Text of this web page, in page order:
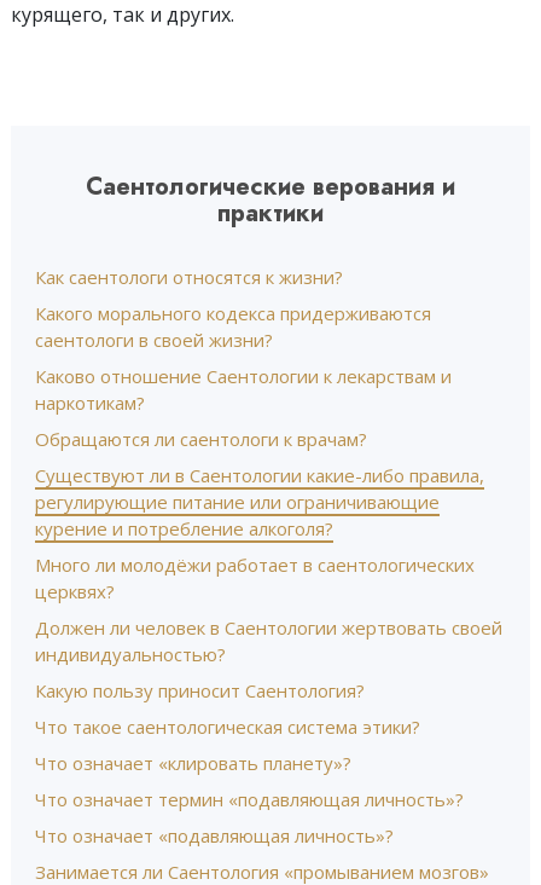
курящего, так и других.
Саентологические верования и
практики
Как саентологи относятся к жизни?
Какого морального кодекса придерживаются
саентологи в своей жизни?
Каково отношение Саентологии к лекарствам и
наркотикам?
Обращаются ли саентологи к врачам?
Существуют ли в Саентологии какие-либо правила,
регулирующие питание или ограничивающие
курение и потребление алкоголя?
Много ли молодёжи работает в саентологических
церквях?
Должен ли человек в Саентологии жертвовать своей
индивидуальностью?
Какую пользу приносит Саентология?
Что такое саентологическая система этики?
Что означает «клировать планету»?
Что означает термин «подавляющая личность»?
Что означает «подавляющая личность»?
Занимается ли Саентология «промыванием мозгов»